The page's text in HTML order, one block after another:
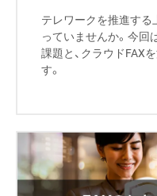
テレワークを推進する
っていませんか。今回
課題と、クラウドFAX
す。